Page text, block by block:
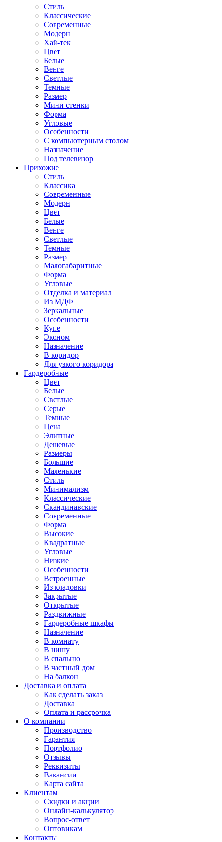
Стиль
Классические
Современные
Модерн
Хай-тек
Цвет
Белые
Венге
Светлые
Темные
Размер
Мини стенки
Форма
Угловые
Особенности
С компьютерным столом
Назначение
Под телевизор
Прихожие
Стиль
Классика
Современные
Модерн
Цвет
Белые
Венге
Светлые
Темные
Размер
Малогабаритные
Форма
Угловые
Отделка и материал
Из МДФ
Зеркальные
Особенности
Купе
Эконом
Назначение
В коридор
Для узкого коридора
Гардеробные
Цвет
Белые
Светлые
Серые
Темные
Цена
Элитные
Дешевые
Размеры
Большие
Маленькие
Стиль
Минимализм
Классические
Скандинавские
Современные
Форма
Высокие
Квадратные
Угловые
Низкие
Особенности
Встроенные
Из кладовки
Закрытые
Открытые
Раздвижные
Гардеробные шкафы
Назначение
В комнату
В нишу
В спальню
В частный дом
На балкон
Доставка и оплата
Как сделать заказ
Доставка
Оплата и рассрочка
О компании
Производство
Гарантия
Портфолио
Отзывы
Реквизиты
Вакансии
Карта сайта
Клиентам
Скидки и акции
Онлайн-калькулятор
Вопрос-ответ
Оптовикам
Контакты